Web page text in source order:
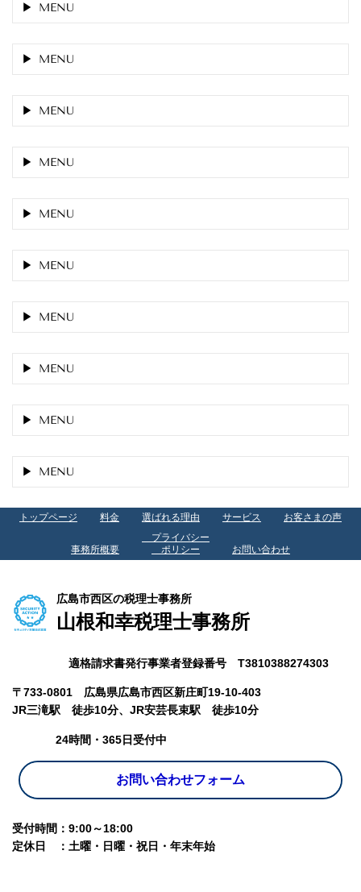
MENU
MENU
MENU
MENU
MENU
MENU
MENU
MENU
MENU
MENU
トップページ 料金 選ばれる理由 サービス お客さまの声
事務所概要
プライバシー
ポリシー
お問い合わせ
広島市西区の税理士事務所
山根和幸税理士事務所
適格請求書発行事業者登録番号 T3810388274303
〒733-0801 広島県広島市西区新庄町19-10-403
JR三滝駅 徒歩10分、 JR安芸長束駅 徒歩10分
24時間・365日受付中
お問い合わせフォーム
受付時間：9:00～18:00
定休日 ：土曜・日曜・祝日・年末年始